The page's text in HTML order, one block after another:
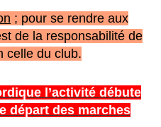
; pour se rendre aux
de la responsabilité de
celle du club.
l’activité débute
départ des marches